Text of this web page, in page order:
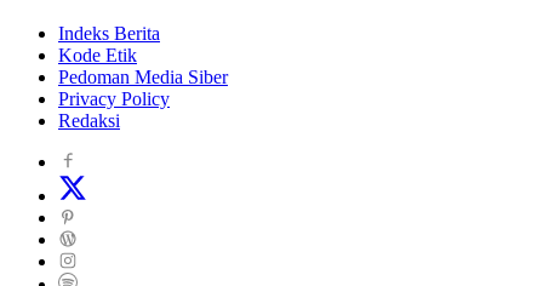
Indeks Berita
Kode Etik
Pedoman Media Siber
Privacy Policy
Redaksi